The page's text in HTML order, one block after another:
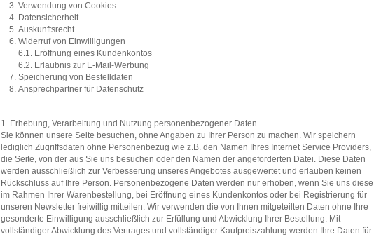
Verwendung von Cookies
Datensicherheit
Auskunftsrecht
Widerruf von Einwilligungen
6.1. Eröffnung eines Kundenkontos
6.2. Erlaubnis zur E-Mail-Werbung
Speicherung von Bestelldaten
Ansprechpartner für Datenschutz
1. Erhebung, Verarbeitung und Nutzung personenbezogener Daten
Sie können unsere Seite besuchen, ohne Angaben zu Ihrer Person zu machen. Wir speichern
lediglich Zugriffsdaten ohne Personenbezug wie z.B. den Namen Ihres Internet Service Providers,
die Seite, von der aus Sie uns besuchen oder den Namen der angeforderten Datei. Diese Daten
werden ausschließlich zur Verbesserung unseres Angebotes ausgewertet und erlauben keinen
Rückschluss auf Ihre Person. Personenbezogene Daten werden nur erhoben, wenn Sie uns diese
im Rahmen Ihrer Warenbestellung, bei Eröffnung eines Kundenkontos oder bei Registrierung für
unseren Newsletter freiwillig mitteilen. Wir verwenden die von Ihnen mitgeteilten Daten ohne Ihre
gesonderte Einwilligung ausschließlich zur Erfüllung und Abwicklung Ihrer Bestellung. Mit
vollständiger Abwicklung des Vertrages und vollständiger Kaufpreiszahlung werden Ihre Daten für